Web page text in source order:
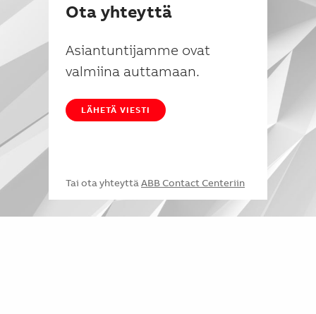
Ota yhteyttä
Asiantuntijamme ovat
valmiina auttamaan.
LÄHETÄ VIESTI
Tai ota yhteyttäABB Contact Centeriin